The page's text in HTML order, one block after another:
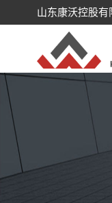
山东康沃控股有